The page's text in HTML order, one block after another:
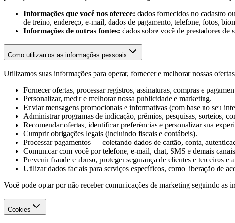
Informações que você nos oferece: dados fornecidos no cadastro
de treino, endereço, e-mail, dados de pagamento, telefone, fotos,
Informações de outras fontes: dados sobre você de prestadores de
Como utilizamos as informações pessoais
Utilizamos suas informações para operar, fornecer e melhorar nossas
Fornecer ofertas, processar registros, assinaturas, compras e
Personalizar, medir e melhorar nossa publicidade e marketing.
Enviar mensagens promocionais e informativas (com base no seu
Administrar programas de indicação, prêmios, pesquisas, sorteios,
Recomendar ofertas, identificar preferências e personalizar sua
Cumprir obrigações legais (incluindo fiscais e contábeis).
Processar pagamentos — coletando dados de cartão, conta,
Comunicar com você por telefone, e-mail, chat, SMS e demais
Prevenir fraude e abuso, proteger segurança de clientes e terceiros e
Utilizar dados faciais para serviços específicos, como liberação de
Você pode optar por não receber comunicações de marketing seguindo as
Cookies